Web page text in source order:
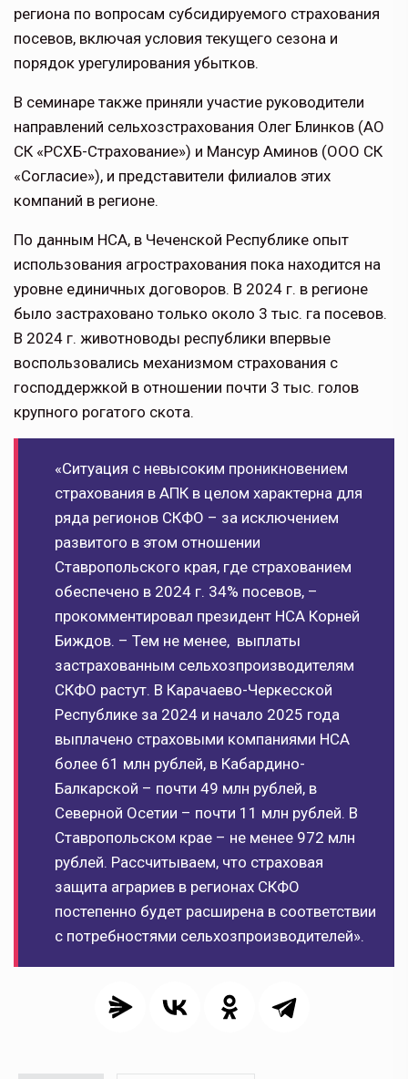
региона по вопросам субсидируемого страхования
посевов, включая условия текущего сезона и
порядок урегулирования убытков.
В семинаре также приняли участие руководители
направлений сельхозстрахования Олег Блинков (АО
СК «РСХБ-Страхование») и Мансур Аминов (ООО СК
«Согласие»), и представители филиалов этих
компаний в регионе.
По данным НСА, в Чеченской Республике опыт
использования агрострахования пока находится на
уровне единичных договоров. В 2024 г. в регионе
было застраховано только около 3 тыс. га посевов.
В 2024 г. животноводы республики впервые
воспользовались механизмом страхования с
господдержкой в отношении почти 3 тыс. голов
крупного рогатого скота.
«Ситуация с невысоким проникновением
страхования в АПК в целом характерна для
ряда регионов СКФО – за исключением
развитого в этом отношении
Ставропольского края, где страхованием
обеспечено в 2024 г. 34% посевов, –
прокомментировал президент НСА Корней
Биждов. – Тем не менее, выплаты
застрахованным сельхозпроизводителям
СКФО растут. В Карачаево-Черкесской
Республике за 2024 и начало 2025 года
выплачено страховыми компаниями НСА
более 61 млн рублей, в Кабардино-
Балкарской – почти 49 млн рублей, в
Северной Осетии – почти 11 млн рублей. В
Ставропольском крае – не менее 972 млн
рублей. Рассчитываем, что страховая
защита аграриев в регионах СКФО
постепенно будет расширена в соответствии
с потребностями сельхозпроизводителей».